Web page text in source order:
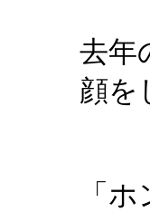
去年
顔を
「